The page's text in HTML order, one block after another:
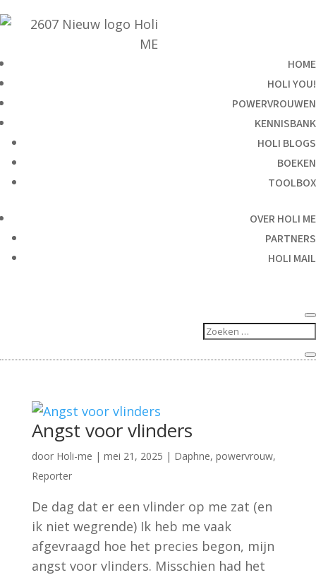
HOME
HOLI YOU!
POWERVROUWEN
KENNISBANK
HOLI BLOGS
BOEKEN
TOOLBOX
OVER HOLI ME
PARTNERS
HOLI MAIL
Angst voor vlinders
door Holi-me | mei 21, 2025 | Daphne, powervrouw,
Reporter
De dag dat er een vlinder op me zat (en
ik niet wegrende) Ik heb me vaak
afgevraagd hoe het precies begon, mijn
angst voor vlinders. Misschien had het